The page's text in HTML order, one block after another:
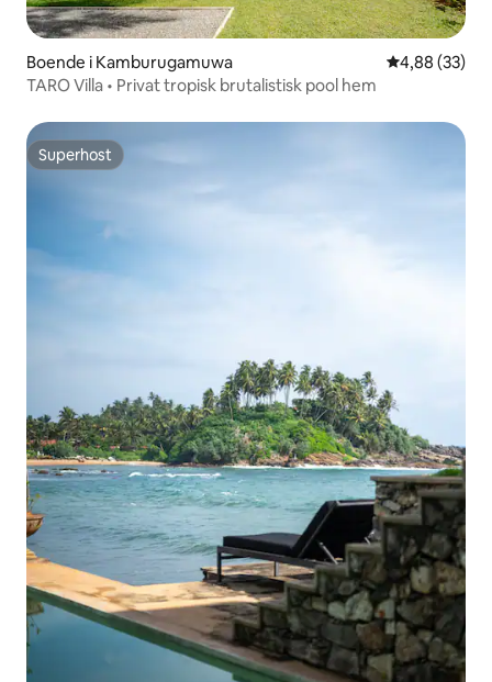
Boende i Kamburugamuwa 4,88 av 5 i
4,88 (33)
TARO Villa • Privat tropisk brutalistisk pool hem
Superhost
Superhost